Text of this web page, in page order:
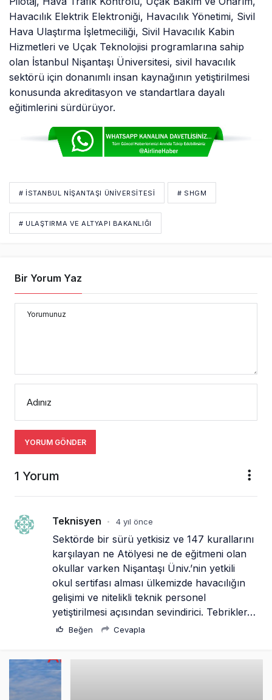
Havacılık Elektrik Elektroniği, Havacılık Yönetimi, Sivil
Hava Ulaştırma İşletmeciliği, Sivil Havacılık Kabin
Hizmetleri ve Uçak Teknolojisi programlarına sahip
olan İstanbul Nişantaşı Üniversitesi, sivil havacılık
sektörü için donanımlı insan kaynağının yetiştirilmesi
konusunda akreditasyon ve standartlara dayalı
eğitimlerini sürdürüyor.
# İSTANBUL NIŞANTAŞI ÜNIVERSITESI # SHGM
# ULAŞTIRMA VE ALTYAPI BAKANLIĞI
Bir Yorum Yaz
Yorumunuz
Adınız
YORUM GÖNDER
1 Yorum
Teknisyen • 4 yıl önce
Sektörde bir sürü yetkisiz ve 147 kurallarını
karşılayan ne Atölyesi ne de eğitmeni olan
okullar varken Nişantaşı Üniv.’nin yetkili
okul sertifası alması ülkemizde havacılığın
gelişimi ve nitelikli teknik personel
yetiştirilmesi açısından sevindirici. Tebrikler…
Beğen Cevapla